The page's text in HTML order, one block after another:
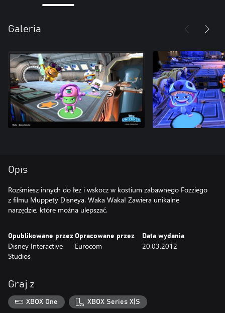
Galeria
Opis
Rozśmiesz innych do łez i wskocz w kostium zabawnego Fozziego
z filmu Muppety Disneya. Waka Waka! Zawiera unikalne
narzędzie, które można ulepszać.
Opublikowane przez
Disney Interactive
Studios
Opracowane przez
Eurocom
Data wydania
20.03.2012
Graj z
XBOX One XBOX Series X|S